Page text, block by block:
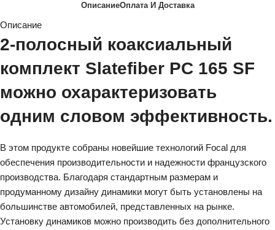
ОписаниеОплата И Доставка
Описание
2-полосный коаксиальный
комплект Slatefiber PC 165 SF
можно охарактеризовать
одним словом эффективность.
В этом продукте собраны новейшие технологий Focal для
обеспечения производительности и надежности французcкого
производства. Благодаря стандартным размерам и
продуманному дизайну динамики могут быть установлены на
большинстве автомобилей, представленных на рынке.
Установку динамиков можно производить без дополнительного